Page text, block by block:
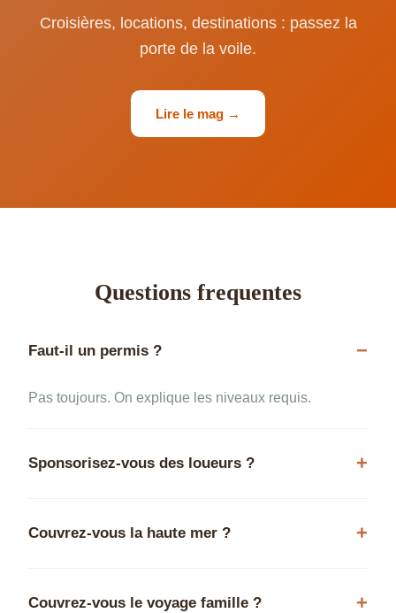
Croisières, locations, destinations : passez la
porte de la voile.
Lire le mag →
Questions frequentes
Faut-il un permis ?
Pas toujours. On explique les niveaux requis.
Sponsorisez-vous des loueurs ?
Couvrez-vous la haute mer ?
Couvrez-vous le voyage famille ?